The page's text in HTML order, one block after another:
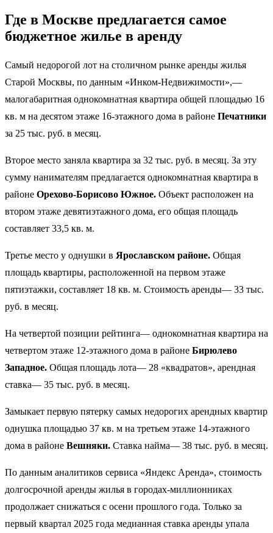
Где в Москве предлагается самое
бюджетное жилье в аренду
Самый недорогой лот на столичном рынке аренды жилья
Старой Москвы, по данным «Инком-Недвижимости»,—
малогабаритная однокомнатная квартира общей площадью 16
кв. м на десятом этаже 16-этажного дома в районе Печатники
за 25 тыс. руб. в месяц.
Второе место заняла квартира за 32 тыс. руб. в месяц. За эту
сумму нанимателям предлагается однокомнатная квартира в
районе Орехово-Борисово Южное. Объект расположен на
втором этаже девятиэтажного дома, его общая площадь
составляет 33,5 кв. м.
Третье место у однушки в Ярославском районе. Общая
площадь квартиры, расположенной на первом этаже
пятиэтажки, составляет 18 кв. м. Стоимость аренды— 33 тыс.
руб. в месяц.
На четвертой позиции рейтинга— однокомнатная квартира на
четвертом этаже 12-этажного дома в районе Бирюлево
Западное. Общая площадь лота— 28 «квадратов», арендная
ставка— 35 тыс. руб. в месяц.
Замыкает первую пятерку самых недорогих арендных квартир
однушка площадью 37 кв. м на третьем этаже 14-этажного
дома в районе Вешняки. Ставка найма— 38 тыс. руб. в месяц.
По данным аналитиков сервиса «Яндекс Аренда», стоимость
долгосрочной аренды жилья в городах-миллионниках
продолжает снижаться с осени прошлого года. Только за
первый квартал 2025 года медианная ставка аренды упала